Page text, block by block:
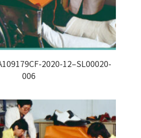
2020-12–SL00020-
006